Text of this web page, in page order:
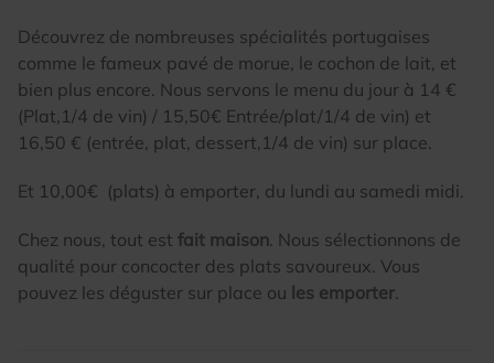
Découvrez de nombreuses spécialités portugaises
comme le fameux pavé de morue, le cochon de lait, et
bien plus encore. Nous servons le menu du jour à 14 €
(Plat,1/4 de vin) / 15,50€ Entrée/plat/1/4 de vin) et
16,50 € (entrée, plat, dessert,1/4 de vin) sur place.
Et 10,00€ (plats) à emporter, du lundi au samedi midi.
Chez nous, tout est fait maison. Nous sélectionnons de
qualité pour concocter des plats savoureux. Vous
pouvez les déguster sur place ou les emporter.